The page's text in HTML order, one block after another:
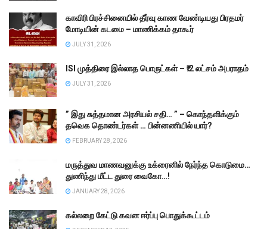
காவிரி பிரச்சினையில் தீர்வு காண வேண்டியது பிரதமர்
மோடியின் கடமை – மாணிக்கம் தாகூர்
JULY 31, 2026
ISI முத்திரை இல்லாத பொருட்கள் – ₹.2 லட்சம் அபராதம்
JULY 31, 2026
” இது சுத்தமான அரசியல் சதி… ” – கொந்தளிக்கும்
தவெக தொண்டர்கள் … பின்னணியில் யார்?
FEBRUARY 28, 2026
மருத்துவ மாணவனுக்கு உக்ரைனில் நேர்ந்த கொடுமை…
துணிந்து மீட்ட துரை வைகோ…!
JANUARY 28, 2026
கல்லறை கேட்டு கவன ஈர்ப்பு பொதுக்கூட்டம்